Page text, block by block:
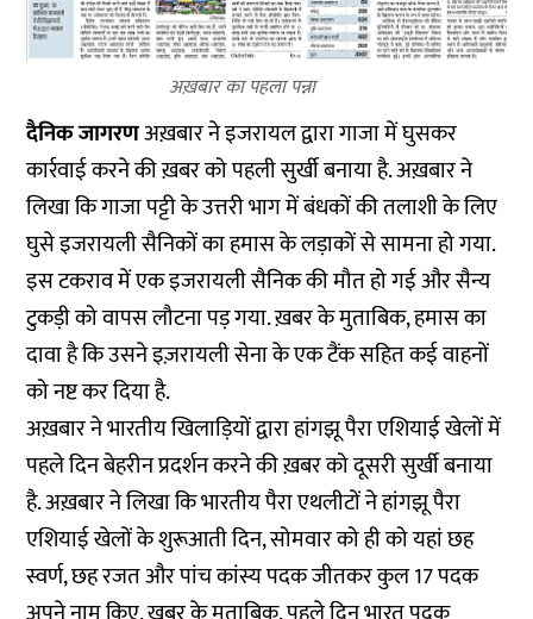
अख़बार का पहला पन्ना
दैनिक जागरणअख़बार ने इजरायल द्वारा गाजा में घुसकर
कार्रवाई करने की ख़बर को पहली सुर्खी बनाया है. अख़बार ने
लिखा कि गाजा पट्टी के उत्तरी भाग में बंधकों की तलाशी के लिए
घुसे इजरायली सैनिकों का हमास के लड़ाकों से सामना हो गया.
इस टकराव में एक इजरायली सैनिक की मौत हो गई और सैन्य
टुकड़ी को वापस लौटना पड़ गया. ख़बर के मुताबिक, हमास का
दावा है कि उसने इज़रायली सेना के एक टैंक सहित कई वाहनों
को नष्ट कर दिया है.
अख़बार ने भारतीय खिलाड़ियों द्वारा हांगझू पैरा एशियाई खेलों में
पहले दिन बेहरीन प्रदर्शन करने की ख़बर को दूसरी सुर्खी बनाया
है. अख़बार ने लिखा कि भारतीय पैरा एथलीटों ने हांगझू पैरा
एशियाई खेलों के शुरूआती दिन, सोमवार को ही को यहां छह
स्वर्ण, छह रजत और पांच कांस्य पदक जीतकर कुल 17 पदक